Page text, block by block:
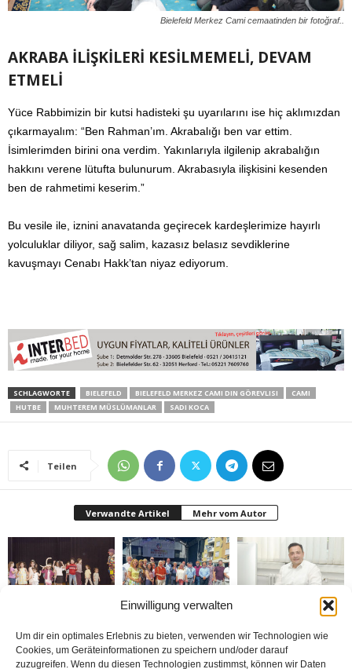
Einwilligung verwalten
Um dir ein optimales Erlebnis zu bieten, verwenden wir Technologien wie
Cookies, um Geräteinformationen zu speichern und/oder darauf
zuzugreifen. Wenn du diesen Technologien zustimmst, können wir Daten
Bielefeld Merkez Cami cemaatinden bir fotoğraf..
AKRABA İLİŞKİLERİ KESİLMEMELİ, DEVAM
ETMELİ
Yüce Rabbimizin bir kutsi hadisteki şu uyarılarını ise hiç aklımızdan
çıkarmayalım: “Ben Rahman’ım. Akrabalığı ben var ettim.
İsimlerimden birini ona verdim. Yakınlarıyla ilgilenip akrabalığın
hakkını verene lütufta bulunurum. Akrabasıyla ilişkisini kesenden
ben de rahmetimi keserim.”
Bu vesile ile, iznini anavatanda geçirecek kardeşlerimize hayırlı
yolculuklar diliyor, sağ salim, kazasız belasız sevdiklerine
kavuşmayı Cenabı Hakk’tan niyaz ediyorum.
SCHLAGWORTE BIELEFELD BIELEFELD MERKEZ CAMI DIN GÖREVLISI
CAMI
HUTBE
MUHTEREM MÜSLÜMANLAR SADI KOCA
Teilen
Verwandte Artikel Mehr vom Autor
Festivali yapıldı
Yabancılar Haftası
donduruldu